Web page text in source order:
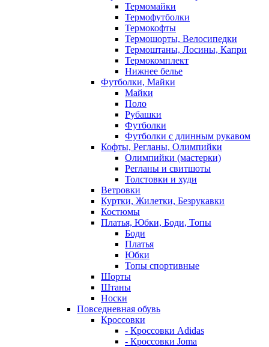
Термомайки
Термофутболки
Термокофты
Термошорты, Велосипедки
Термоштаны, Лосины, Капри
Термокомплект
Нижнее белье
Футболки, Майки
Майки
Поло
Рубашки
Футболки
Футболки с длинным рукавом
Кофты, Регланы, Олимпийки
Олимпийки (мастерки)
Регланы и свитшоты
Толстовки и худи
Ветровки
Куртки, Жилетки, Безрукавки
Костюмы
Платья, Юбки, Боди, Топы
Боди
Платья
Юбки
Топы спортивные
Шорты
Штаны
Носки
Повседневная обувь
Кроссовки
- Кроссовки Adidas
- Кроссовки Joma